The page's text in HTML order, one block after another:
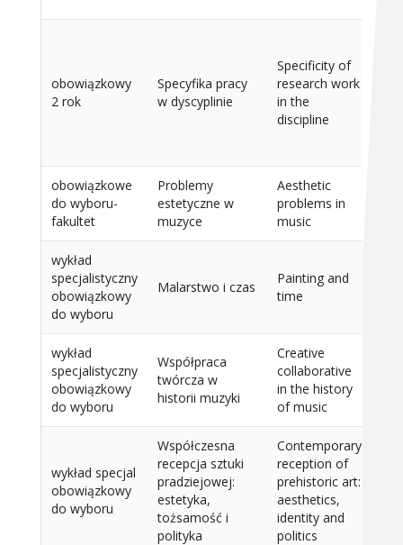
obowiązkowy
2 rok
Specyfika pracy
w dyscyplinie
Specificity of
research work
in the
discipline
obowiązkowe
do wyboru-
fakultet
Problemy
estetyczne w
muzyce
Aesthetic
problems in
music
wykład
specjalistyczny
obowiązkowy
do wyboru
Malarstwo i czas
Painting and
time
wykład
specjalistyczny
obowiązkowy
do wyboru
Współpraca
twórcza w
historii muzyki
Creative
collaborative
in the history
of music
wykład specjal
obowiązkowy
do wyboru
Współczesna
recepcja sztuki
pradziejowej:
estetyka,
tożsamość i
polityka
Contemporary
reception of
prehistoric art:
aesthetics,
identity and
politics